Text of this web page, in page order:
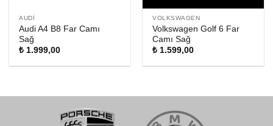
AUDI
Audi A4 B8 Far Camı
Sağ
₺ 1.999,00
VOLKSWAGEN
Volkswagen Golf 6 Far
Camı Sağ
₺ 1.599,00